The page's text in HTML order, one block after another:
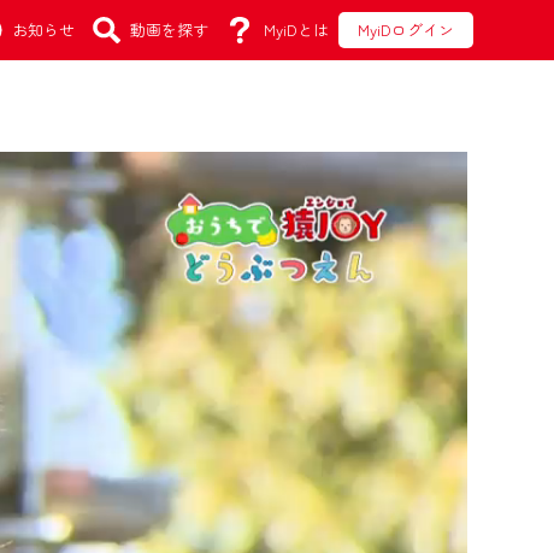
お知らせ 動画を探す MyiDとは MyiDログイン